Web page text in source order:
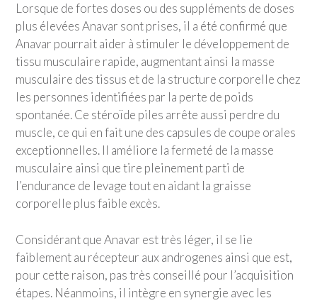
Lorsque de fortes doses ou des suppléments de doses
plus élevées Anavar sont prises, il a été confirmé que
Anavar pourrait aider à stimuler le développement de
tissu musculaire rapide, augmentant ainsi la masse
musculaire des tissus et de la structure corporelle chez
les personnes identifiées par la perte de poids
spontanée. Ce stéroïde piles arrête aussi perdre du
muscle, ce qui en fait une des capsules de coupe orales
exceptionnelles. Il améliore la fermeté de la masse
musculaire ainsi que tire pleinement parti de
l’endurance de levage tout en aidant la graisse
corporelle plus faible excès.
Considérant que Anavar est très léger, il se lie
faiblement au récepteur aux androgenes ainsi que est,
pour cette raison, pas très conseillé pour l’acquisition
étapes. Néanmoins, il intègre en synergie avec les